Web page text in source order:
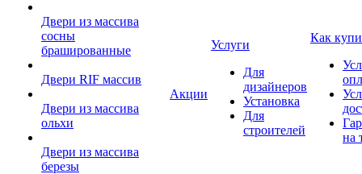
Двери из массива
сосны
брашированные
Двери RIF массив
Двери из массива
ольхи
Двери из массива
березы
Акции
Услуги
Для
дизайнеров
Установка
Для
строителей
Как
на